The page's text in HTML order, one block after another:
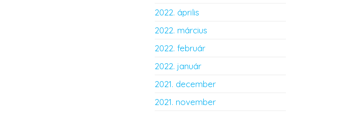
2022. április
2022. március
2022. február
2022. január
2021. december
2021. november